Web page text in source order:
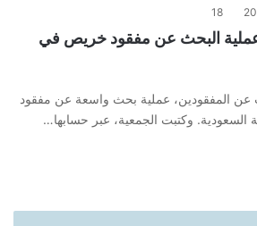
18
البحث عن مفقود خريص في
المفقودين، عملية بحث واسعة عن مفقود
السعودية. وكتبت الجمعية، عبر حسابها…